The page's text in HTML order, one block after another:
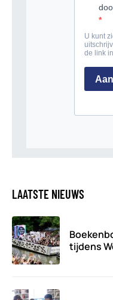
LAATSTE NIEUWS
tijdens